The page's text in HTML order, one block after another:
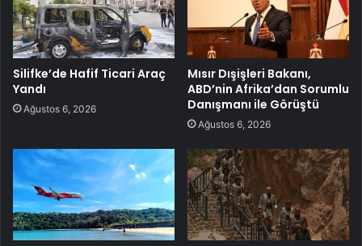
Silifke’de Hafif Ticari Araç
Yandı
Ağustos 6, 2026
Mısır Dışişleri Bakanı,
ABD’nin Afrika’dan Sorumlu
Danışmanı ile Görüştü
Ağustos 6, 2026